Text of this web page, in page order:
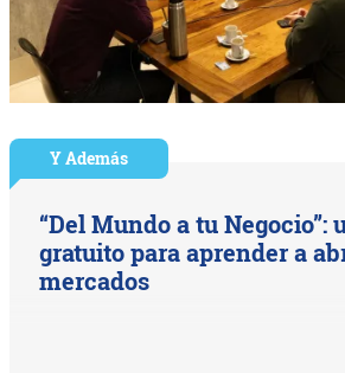
Y Además
“Del Mundo a tu Negocio”:
gratuito para aprender a
mercados